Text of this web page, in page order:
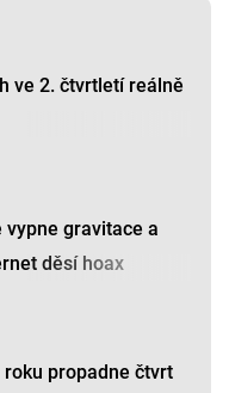
ve 2. čtvrtletí reálně
vypne gravitace a
děsí hoax
roku propadne čtvrt